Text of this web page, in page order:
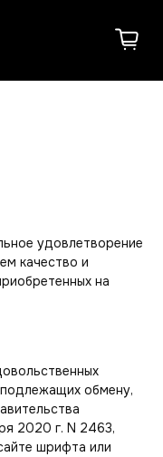
удовлетворение
качество и
на
обмену,
2020 г. N 2463,
шрифта или